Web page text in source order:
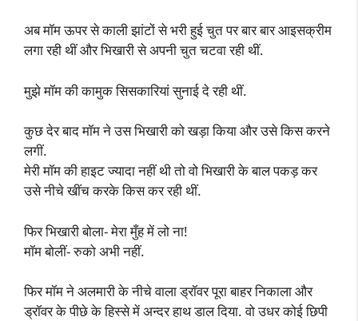
अब मॉम ऊपर से काली झांटों से भरी हुई चुत पर बार बार आइसक्रीम
लगा रही थीं और भिखारी से अपनी चुत चटवा रही थीं.
मुझे मॉम की कामुक सिसकारियां सुनाई दे रही थीं.
कुछ देर बाद मॉम ने उस भिखारी को खड़ा किया और उसे किस करने
लगीं.
मेरी मॉम की हाइट ज्यादा नहीं थी तो वो भिखारी के बाल पकड़ कर
उसे नीचे खींच करके किस कर रही थीं.
फिर भिखारी बोला- मेरा मुँह में लो ना!
मॉम बोलीं- रुको अभी नहीं.
फिर मॉम ने अलमारी के नीचे वाला ड्रॉवर पूरा बाहर निकाला और
ड्रॉवर के पीछे के हिस्से में अन्दर हाथ डाल दिया. वो उधर कोई छिपी